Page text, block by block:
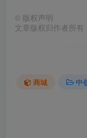
© 版权声明
文章版权归作者所有
商城 中